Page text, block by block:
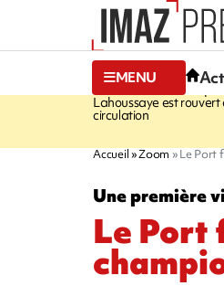
MENU
17:24
Le Cap
Lahoussaye est rouvert
circulation
Accueil Zoom Le Port
Une première
Le Port